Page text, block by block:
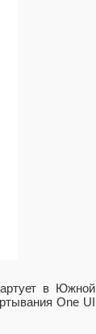
в Южной
One UI